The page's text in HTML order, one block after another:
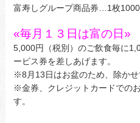
富寿しグループ商品券…1枚
«毎月１３日は富の日»
5,000円（税別）のご飲食毎に
ービス券を差しあげます。
※8月13日はお盆のため、除かせ
※金券、クレジットカードでの
す。